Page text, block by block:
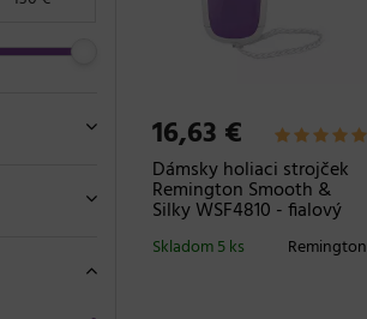
16,63 €
Dámsky holiaci strojček
Remington Smooth &
Silky WSF4810 - fialový
Remington
Skladom 5 ks